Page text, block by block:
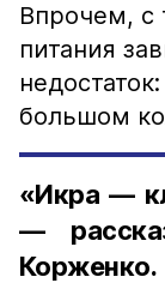
Впрочем, с
питания
большом
«Икра —
—